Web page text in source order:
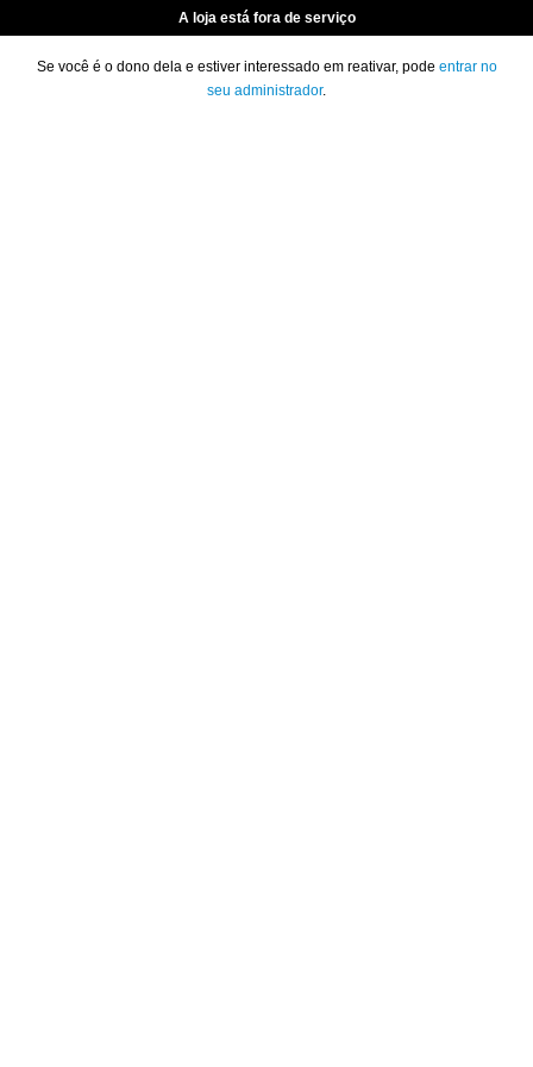
A loja está fora de serviço
Se você é o dono dela e estiver interessado em reativar, pode entrar no
seu administrador.